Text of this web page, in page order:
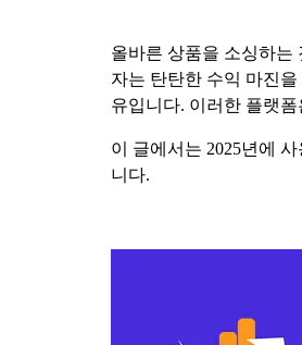
올바른 상품을 소싱하는
자는 탄탄한 수익 마진
유입니다. 이러한 플랫
이 글에서는 2025년에
니다.